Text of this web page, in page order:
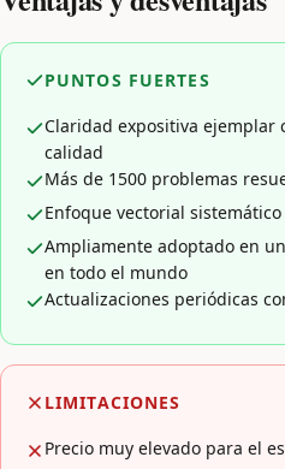
PUNTOS FUERTES
Claridad expositiva ejemplar
calidad
Más de 1500 problemas
Enfoque vectorial
Ampliamente adoptado en
en todo el mundo
Actualizaciones periódicas
LIMITACIONES
Precio muy elevado para el